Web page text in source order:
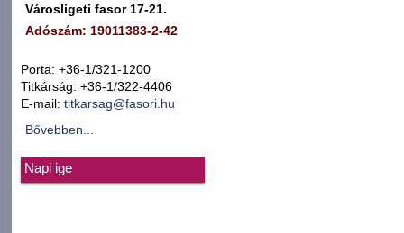
Városligeti fasor 17-21.
Adószám: 19011383-2-42
Porta: +36-1/321-1200
Titkárság: +36-1/322-4406
E-mail: titkarsag@fasori.hu
Bővebben...
Napi ige